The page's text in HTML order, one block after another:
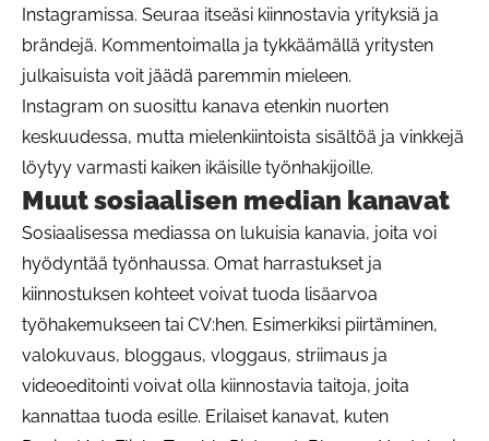
Instagramissa. Seuraa itseäsi kiinnostavia yrityksiä ja
brändejä. Kommentoimalla ja tykkäämällä yritysten
julkaisuista voit jäädä paremmin mieleen.
Instagram on suosittu kanava etenkin nuorten
keskuudessa, mutta mielenkiintoista sisältöä ja vinkkejä
löytyy varmasti kaiken ikäisille työnhakijoille.
Muut sosiaalisen median kanavat
Sosiaalisessa mediassa on lukuisia kanavia, joita voi
hyödyntää työnhaussa. Omat harrastukset ja
kiinnostuksen kohteet voivat tuoda lisäarvoa
työhakemukseen tai CV:hen. Esimerkiksi piirtäminen,
valokuvaus, bloggaus, vloggaus, striimaus ja
videoeditointi voivat olla kiinnostavia taitoja, joita
kannattaa tuoda esille. Erilaiset kanavat, kuten